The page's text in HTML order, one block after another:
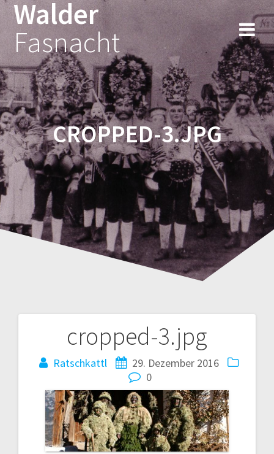
Walder
Fasnacht
CROPPED-3.JPG
cropped-3.jpg
Ratschkattl
29. Dezember 2016
0
Beitrags-
Navigation